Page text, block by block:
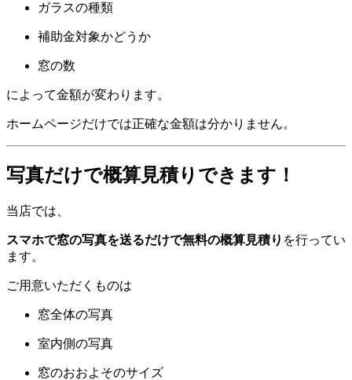
ガラスの種類
補助金対象かどうか
窓の数
によって金額が変わります。
ホームページだけでは正確な金額は分かりません。
写真だけで概算見積りできます！
当店では、
スマホで窓の写真を送るだけで無料の概算見積り を行ってい
ます。
ご用意いただくものは
窓全体の写真
室内側の写真
窓のおおよそのサイズ